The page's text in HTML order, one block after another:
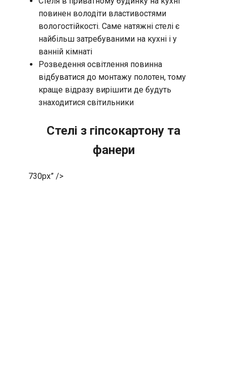
повинен володіти властивостями
вологостійкості. Саме натяжні стелі є
найбільш затребуваними на кухні і у
ванній кімнаті
Розведення освітлення повинна
відбуватися до монтажу полотен, тому
краще відразу вирішити де будуть
знаходитися світильники
Стелі з гіпсокартону та
фанери
730px” />